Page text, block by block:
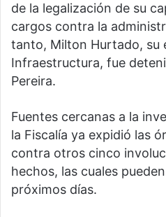
de la legalización de su
cargos contra la
tanto, Milton Hurtado, su
Infraestructura, fue
Pereira.
Fuentes cercanas a la
la Fiscalía ya expidió las
contra otros cinco
hechos, las cuales
próximos días.